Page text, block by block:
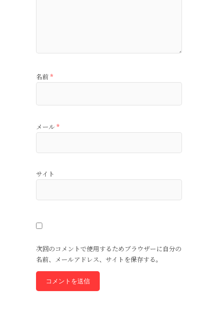
名前 *
メール *
サイト
次回のコメントで使用するためブラウザーに自分の
名前、メールアドレス、サイトを保存する。